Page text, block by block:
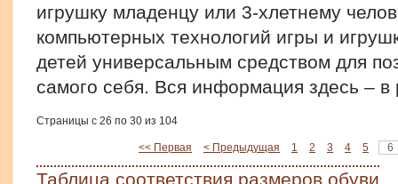
игрушку младенцу или 3-хлетнему
компьютерных технологий игры и
детей универсальным средством для
самого себя. Вся информация здесь – в
Страницы с 26 по 30 из 104
<< Первая < Предыдущая 1 2 3 4 5 6
Таблица соответствия размеров обуви